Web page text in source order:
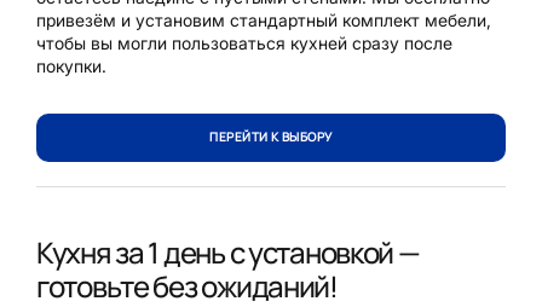
привезём и установим стандартный комплект мебели,
чтобы вы могли пользоваться кухней сразу после
покупки.
ПЕРЕЙТИ К ВЫБОРУ
Кухня за 1 день с установкой —
готовьте без ожиданий!